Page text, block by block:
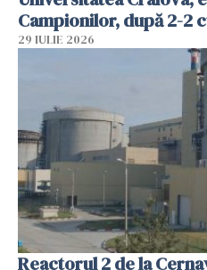
Campionilor, după 2-2
29 IULIE 2026
Reactorul 2 de la